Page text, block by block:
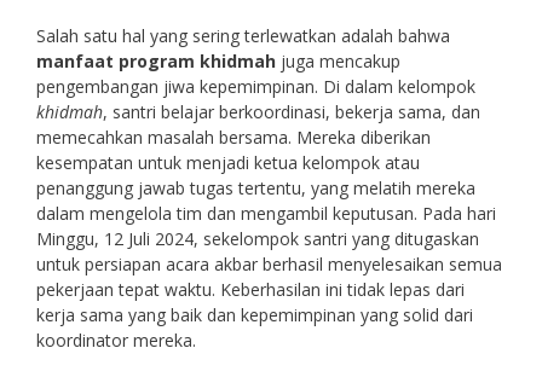
Salah satu hal yang sering terlewatkan adalah bahwa
manfaat program khidmah juga mencakup
pengembangan jiwa kepemimpinan. Di dalam kelompok
khidmah, santri belajar berkoordinasi, bekerja sama, dan
memecahkan masalah bersama. Mereka diberikan
kesempatan untuk menjadi ketua kelompok atau
penanggung jawab tugas tertentu, yang melatih mereka
dalam mengelola tim dan mengambil keputusan. Pada hari
Minggu, 12 Juli 2024, sekelompok santri yang ditugaskan
untuk persiapan acara akbar berhasil menyelesaikan semua
pekerjaan tepat waktu. Keberhasilan ini tidak lepas dari
kerja sama yang baik dan kepemimpinan yang solid dari
koordinator mereka.